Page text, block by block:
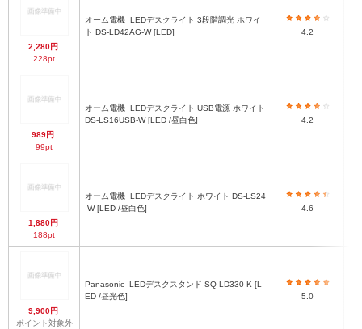
2,280円
228pt
オーム電機
ト DS-LD42AG-W [LED]
4.2
989円
99pt
オーム電機
DS-LS16USB-W [LED /昼白色]
4.2
1,880円
188pt
オーム電機
-W [LED /昼白色]
4.6
9,900円
ポイント対象外
Panasonic
ED /昼光色]
5.0